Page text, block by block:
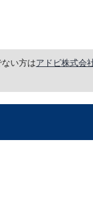
い方はアドビ株式会